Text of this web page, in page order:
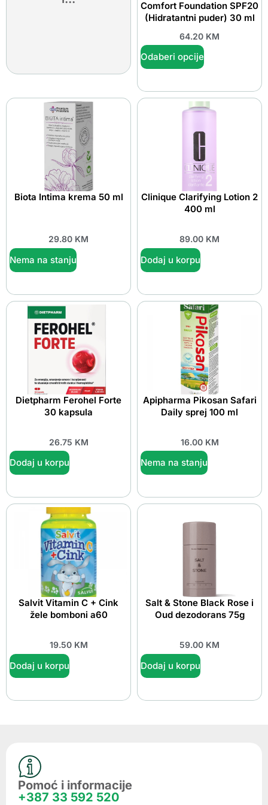
Comfort Foundation SPF20
(Hidratantni puder) 30 ml
64.20 KM
Odaberi opcije
Biota Intima krema 50 ml
29.80 KM
Nema na stanju
Clinique Clarifying Lotion 2
400 ml
89.00 KM
Dodaj u korpu
Dietpharm Ferohel Forte
30 kapsula
26.75 KM
Dodaj u korpu
Apipharma Pikosan Safari
Daily sprej 100 ml
16.00 KM
Nema na stanju
Salvit Vitamin C + Cink
žele bomboni a60
19.50 KM
Dodaj u korpu
Salt & Stone Black Rose i
Oud dezodorans 75g
59.00 KM
Dodaj u korpu
Pomoć i informacije
+387 33 592 520